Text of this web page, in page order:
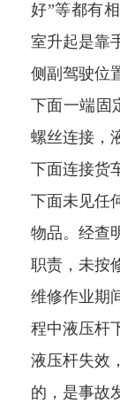
好”等都有
室升起是靠
侧副驾驶位
下面一端固
螺丝连接，
下面连接货
下面未见任
物品。经查
职责，未按
维修作业期
程中液压杆
液压杆失效
的，是事故